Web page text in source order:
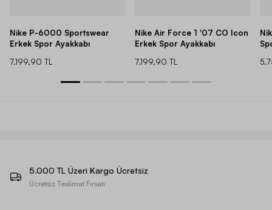
Nike P-6000 Sportswear
Erkek Spor Ayakkabı
7.199,90 TL
Nike Air Force 1 '07 CO Icon
Erkek Spor Ayakkabı
7.199,90 TL
5.000 TL Üzeri Kargo Ücretsiz
Ücretsiz Teslimat Fırsatı